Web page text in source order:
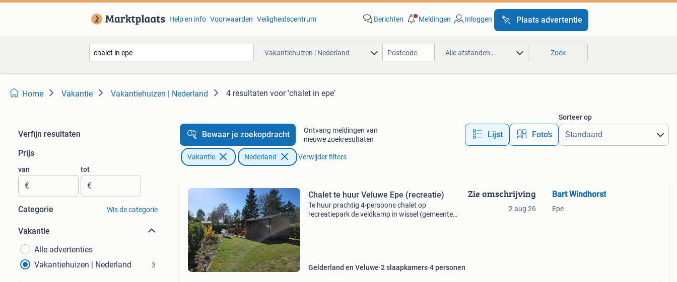
Help en info Voorwaarden Veiligheidscentrum Berichten Meldingen Inloggen Plaats advertentie
Vakantiehuizen | Nederland Alle afstanden… Zoek
Home Vakantie Vakantiehuizen | Nederland 4 resultaten voor 'chalet in epe'
Verfijn resultaten
Prijs
van
€
tot
€
Categorie Wis de categorie
Vakantie
Alle advertenties
Vakantiehuizen | Nederland
3
Bewaar je zoekopdracht
Ontvang meldingen van
nieuwe zoekresultaten
Lijst Foto’s
Sorteer op
Vakantie Nederland Verwijder filters
Chalet te huur Veluwe Epe (recreatie)
Te huur prachtig 4-persoons chalet op
recreatiepark de veldkamp in wissel (gemeente
Gelderland en Veluwe 2 slaapkamers 4 personen
Zie omschrijving
2 aug 26
Bart Windhorst
Epe